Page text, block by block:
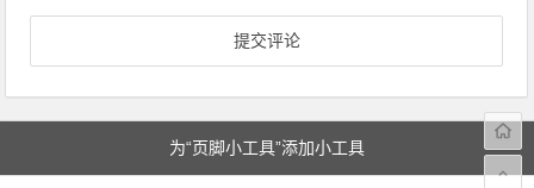
为“页脚小工具”添加小工具